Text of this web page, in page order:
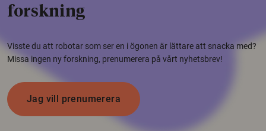
forskning
Visste du att robotar som ser en i ögonen är lättare att snacka med?
Missa ingen ny forskning, prenumerera på vårt nyhetsbrev!
Jag vill prenumerera